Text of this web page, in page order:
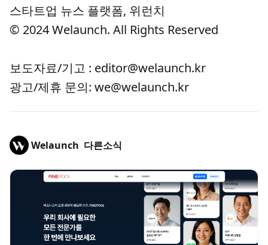
스타트업 뉴스 플랫폼, 위런치
© 2024 Welaunch. All Rights Reserved
보도자료/기고 : editor@welaunch.kr
광고/제휴 문의: we@welaunch.kr
Welaunch 다른소식